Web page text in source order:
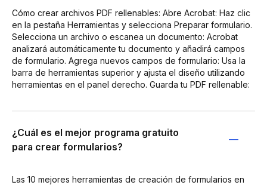
Cómo crear archivos PDF rellenables: Abre Acrobat: Haz clic
en la pestaña Herramientas y selecciona Preparar formulario.
Selecciona un archivo o escanea un documento: Acrobat
analizará automáticamente tu documento y añadirá campos
de formulario. Agrega nuevos campos de formulario: Usa la
barra de herramientas superior y ajusta el diseño utilizando
herramientas en el panel derecho. Guarda tu PDF rellenable:
¿Cuál es el mejor programa gratuito
para crear formularios?
Las 10 mejores herramientas de creación de formularios en